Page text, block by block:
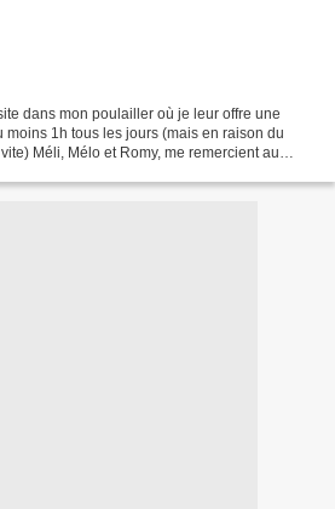
dans mon poulailler où je leur offre une
1h tous les jours (mais en raison du
Méli, Mélo et Romy, me remercient au